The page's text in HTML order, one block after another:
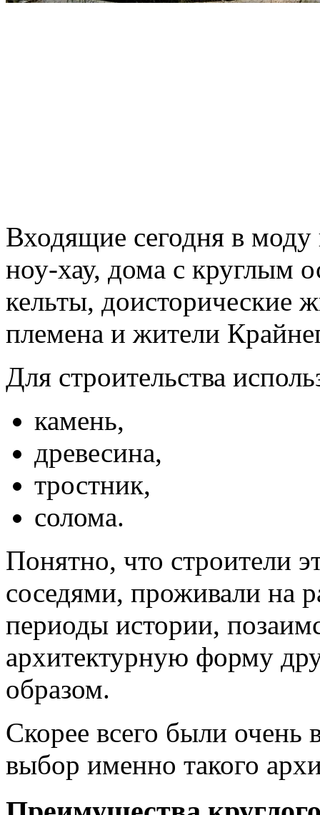
Входящие сегодня в моду
ноу-хау, дома с круглым
кельты, доисторические
племена и жители
Для строительства
камень,
древесина,
тростник,
солома.
Понятно, что строители
соседями, проживали на
периоды истории,
архитектурную форму
образом.
Скорее всего были
выбор именно такого